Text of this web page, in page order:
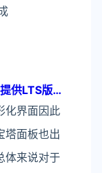
供LTS版长
化界面因此
塔面板也出
体来说对于